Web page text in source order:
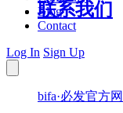
联系我们
Blog
Contact
Log In Sign Up
bifa·必发官方